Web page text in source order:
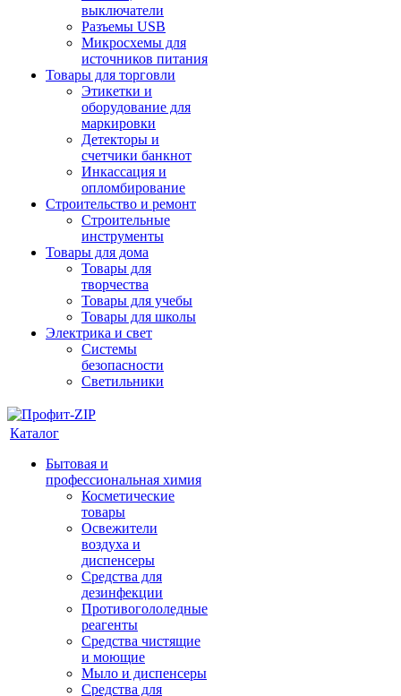
выключатели
Разъемы USB
Микросхемы для
источников питания
Товары для торговли
Этикетки и
оборудование для
маркировки
Детекторы и
счетчики банкнот
Инкассация и
опломбирование
Строительство и ремонт
Строительные
инструменты
Товары для дома
Товары для
творчества
Товары для учебы
Товары для школы
Электрика и свет
Системы
безопасности
Светильники
Каталог
Бытовая и
профессиональная химия
Косметические
товары
Освежители
воздуха и
диспенсеры
Средства для
дезинфекции
Противогололедные
реагенты
Средства чистящие
и моющие
Мыло и диспенсеры
Средства для